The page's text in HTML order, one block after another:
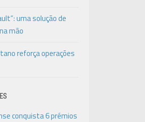
uma solução de
mão
reforça operações
conquista 6 prémios